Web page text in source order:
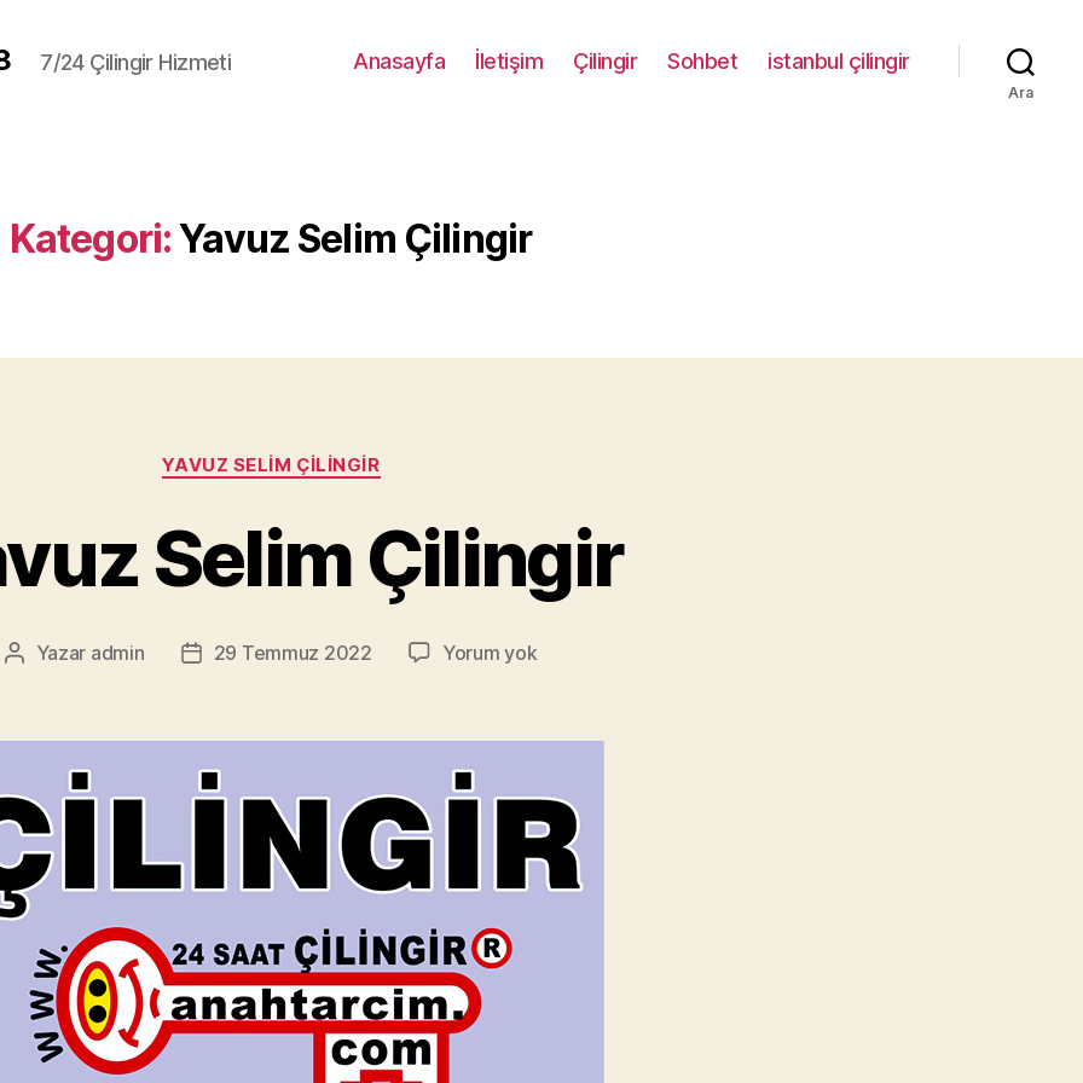
7/24 Çilingir Hizmeti Anasayfa İletişim Çilingir Sohbet istanbul çilingir
Ara
Kategori:Yavuz Selim Çilingir
Kategoriler
YAVUZ SELIM ÇILINGIR
Selim Çilingir
Yazının
Yazar admin
Yazı29 Temmuz 2022 Yorum yokYavuz